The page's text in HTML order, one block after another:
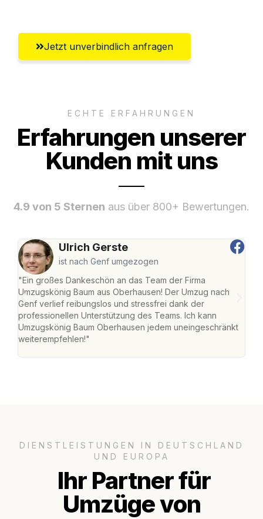
Jetzt unverbindlich anfragen
ECHTE ERFAHRUNGEN
Erfahrungen unserer
Kunden mit uns
4.9 von 5 Sternen aus über 800+ Bewertungen.
Ulrich Gerste
ist nach Genf umgezogen
"Ein großes Dankeschön an das Team der Firma
Umzugskönig Baum aus Oberhausen! Der Umzug nach
Genf verlief reibungslos und stressfrei dank der
professionellen Unterstützung des Teams. Ich kann
Umzugskönig Baum Oberhausen jedem uneingeschränkt
weiterempfehlen!"
DIENSTLEISTUNGEN IN DEUTSCHLAND
UND EUROPA
Ihr Partner für
Umzüge von